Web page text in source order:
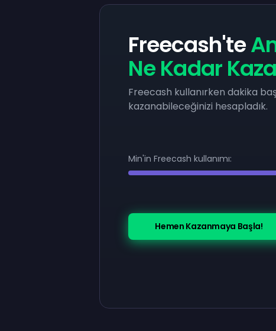
Freecash'te
Ne Kadar
Freecash kullanırken dakika
kazanabileceğinizi hesapladık.
Min'in Freecash kullanımı:
Hemen Kazanmaya Başla!